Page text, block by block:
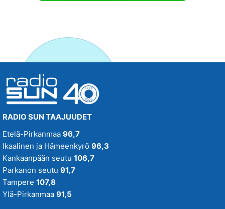
RADIO SUN TAAJUUDET
Etelä-Pirkanmaa 96,7
Ikaalinen ja Hämeenkyrö 96,3
Kankaanpään seutu 106,7
Parkanon seutu 91,7
Tampere 107,8
Ylä-Pirkanmaa 91,5